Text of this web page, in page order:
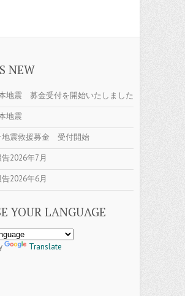
NEW
地震 募金受付を開始いたしました
地震
地震救援募金 受付開始
2026年7月
2026年6月
YOUR LANGUAGE
Translate